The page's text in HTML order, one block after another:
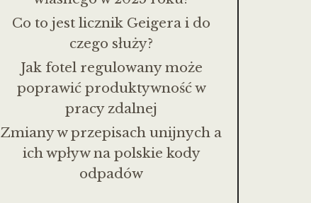
Co to jest licznik Geigera i do
czego służy?
Jak fotel regulowany może
poprawić produktywność w
pracy zdalnej
Zmiany w przepisach unijnych a
ich wpływ na polskie kody
odpadów